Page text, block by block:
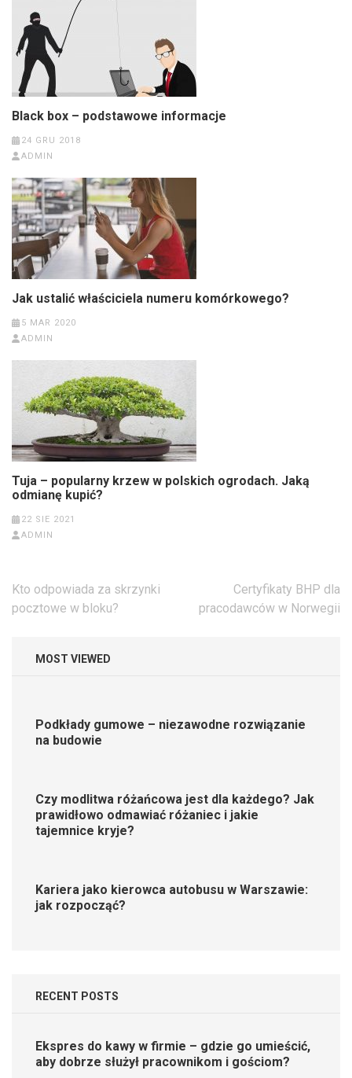
Black box – podstawowe informacje
24 GRU 2018
ADMIN
Jak ustalić właściciela numeru komórkowego?
5 MAR 2020
ADMIN
Tuja – popularny krzew w polskich ogrodach. Jaką
odmianę kupić?
22 SIE 2021
ADMIN
Nawigacja
wpisu
Kto odpowiada za skrzynki
pocztowe w bloku?
Certyfikaty BHP dla
pracodawców w Norwegii
MOST VIEWED
Podkłady gumowe – niezawodne rozwiązanie
na budowie
Czy modlitwa różańcowa jest dla każdego? Jak
prawidłowo odmawiać różaniec i jakie
tajemnice kryje?
Kariera jako kierowca autobusu w Warszawie:
jak rozpocząć?
RECENT POSTS
Ekspres do kawy w firmie – gdzie go umieścić,
aby dobrze służył pracownikom i gościom?